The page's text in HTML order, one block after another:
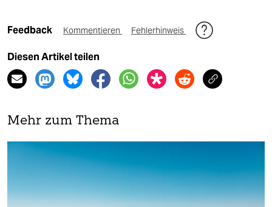
Feedback Kommentieren Fehlerhinweis
Diesen Artikel teilen
Mehr zum Thema